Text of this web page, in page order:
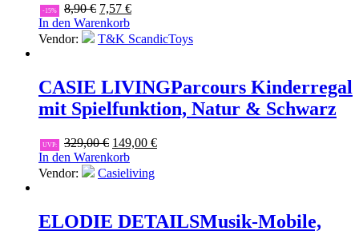
-15% 8,90€ Ursprünglicher
Preis
war:
7,57 €Aktueller
ist:
In den Warenkorb
Vendor:
T&K ScandicToys
CASIE LIVINGParcours Kinderregal
mit Spielfunktion, Natur & Schwarz
UVP: 329,00€ Ursprünglicher
Preis
war:
149,00 €Aktueller
In den Warenkorb
Vendor:
Casieliving
ELODIE DETAILSMusik-Mobile,